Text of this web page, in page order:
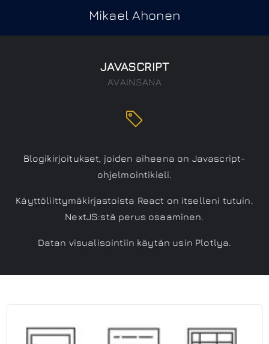
Mikael Ahonen
JAVASCRIPT
AVAINSANA
Blogikirjoitukset, joiden aiheena on Javascript-
ohjelmointikieli.
Käyttöliittymäkirjastoista React on itselleni tutuin.
NextJS:stä perus osaaminen.
Datan visualisointiin käytän usin Plotlya.